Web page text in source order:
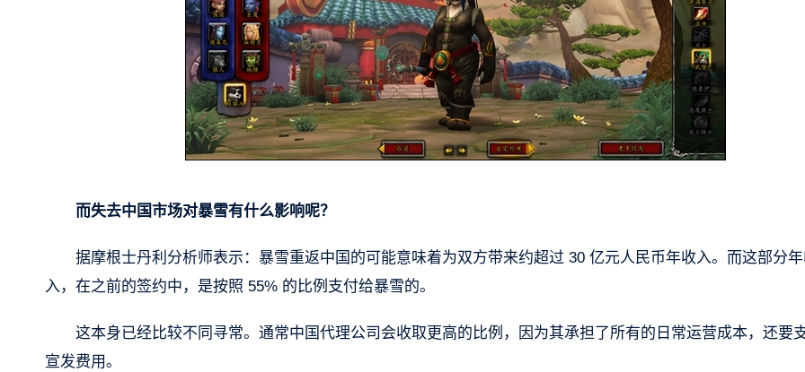
而失去中国市场对暴雪有什么影响呢？
据摩根士丹利分析师表示：暴雪重返中国的可能意味着为双方带来约超过 30 亿元人民币年收入。而这部分
入，在之前的签约中，是按照 55% 的比例支付给暴雪的。
这本身已经比较不同寻常。通常中国代理公司会收取更高的比例，因为其承担了所有的日常运营成本，还要
宣发费用。